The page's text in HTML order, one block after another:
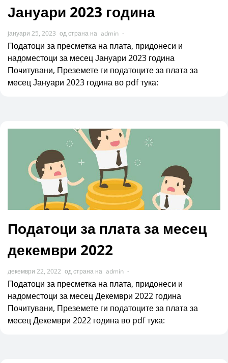
Јануари 2023 година
јануари 25, 2023 од страна на admin -
Податоци за пресметка на плата, придонеси и
надоместоци за месец Јануари 2023 година
Почитувани, Преземете ги податоците за плата за
месец Јануари 2023 година во pdf тука:
Податоци за плата за месец
декември 2022
декември 22, 2022 од страна на admin -
Податоци за пресметка на плата, придонеси и
надоместоци за месец Декември 2022 година
Почитувани, Преземете ги податоците за плата за
месец Декември 2022 година во pdf тука: